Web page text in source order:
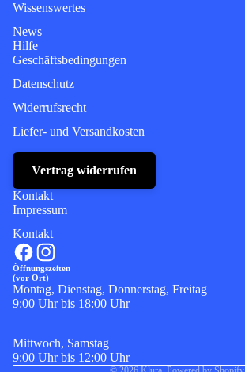
Wissenswertes
News
Hilfe
Geschäftsbedingungen
Datenschutz
Widerrufsrecht
Liefer- und Versandkosten
Vertrag widerrufen
Kontakt
Impressum
Kontakt
Öffnungszeiten
(vor Ort)
Montag, Dienstag, Donnerstag, Freitag
9:00 Uhr bis 18:00 Uhr
Mittwoch, Samstag
9:00 Uhr bis 12:00 Uhr